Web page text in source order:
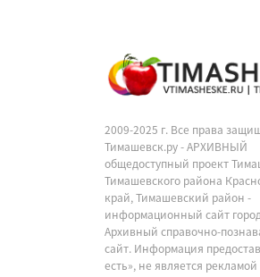
2009-2025 г. Все права
Тимашевск.ру - АРХИВНЫЙ
общедоступный проект
Тимашевского района
край, Тимашевский район -
информационный сайт
Архивный справочно-
сайт. Информация
есть», не является